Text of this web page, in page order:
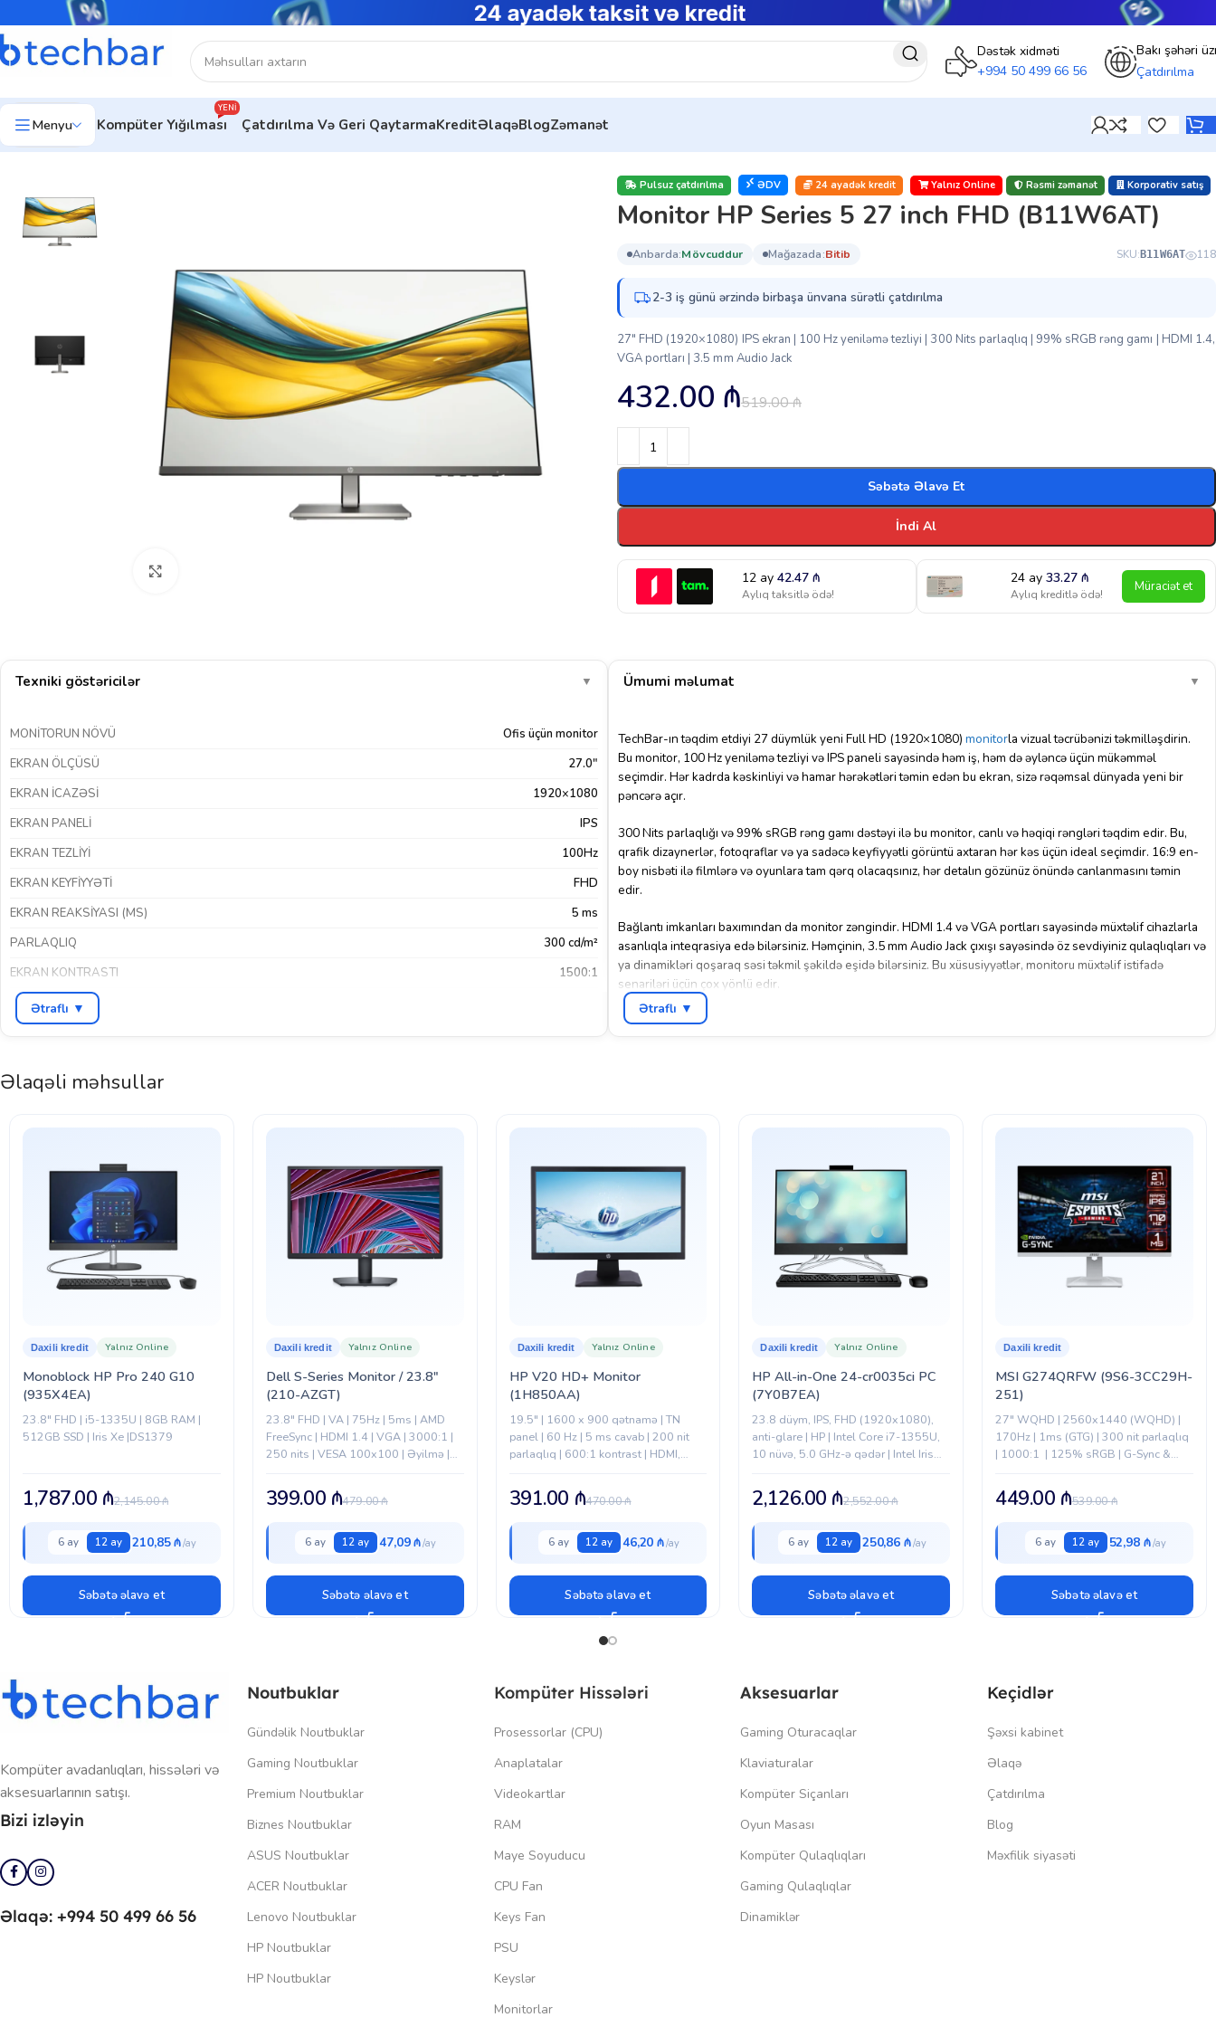
Dəstək xidməti
+994 50 499 66 56
Bakı şəhəri
Çatdırılma
Menyu Kompüter Yığılması
YENI
Çatdırılma Və Geri QaytarmaKreditƏlaqəBlogZəmanət
Ev Kompüter avadanlıqları
Pulsuz çatdırılma ƏDV 24 ayadək kredit Yalnız Online Rəsmi zəmanət Korporativ satış
Monitor HP Series 5 27 inch FHD (B11W6AT)
anbarda: mövcuddur mağazada: bi̇ti̇b SKU:B11W6AT 118
2-3 iş günü ərzində birbaşa ünvana sürətli çatdırılma
27″ FHD (1920×1080) IPS ekran | 100 Hz yeniləmə tezliyi | 300 Nits parlaqlıq | 99% sRGB rəng gamı | HDMI 1.4,
VGA portları | 3.5 mm Audio Jack
519.00₼
432.00 ₼
Səbətə Əlavə Et
İndi Al
12 ay42.47₼
Aylıq taksitlə ödə!
24 ay33.27₼
Aylıq kreditlə ödə! Müraciət et
Texniki göstəricilər ▼
MONITORUN NÖVÜ
Ofis üçün monitor
EKRAN ÖLÇÜSÜ
27.0"
EKRAN ICAZƏSI
1920×1080
EKRAN PANELI
IPS
EKRAN TEZLIYI
100Hz
EKRAN KEYFIYYƏTI
FHD
EKRAN REAKSIYASI (MS)
5 ms
PARLAQLIQ
300 cd/m²
EKRAN KONTRASTI
1500:1
HDR DƏSTƏYI
BREND
Ətraflı ▼
Ümumi məlumat ▼
TechBar-ın təqdim etdiyi 27 düymlük yeni Full HD (1920×1080) monitorla vizual təcrübənizi təkmilləşdirin.
Bu monitor, 100 Hz yeniləmə tezliyi və IPS paneli sayəsində həm iş, həm də əyləncə üçün mükəmməl
seçimdir. Hər kadrda kəskinliyi və hamar hərəkətləri təmin edən bu ekran, sizə rəqəmsal dünyada yeni bir
pəncərə açır.
300 Nits parlaqlığı və 99% sRGB rəng gamı dəstəyi ilə bu monitor, canlı və həqiqi rəngləri təqdim edir. Bu,
qrafik dizaynerlər, fotoqraflar və ya sadəcə keyfiyyətli görüntü axtaran hər kəs üçün ideal seçimdir. 16:9 en-
boy nisbəti ilə filmlərə və oyunlara tam qərq olacaqsınız, hər detalın gözünüz önündə canlanmasını təmin
edir.
Bağlantı imkanları baxımından da monitor zəngindir. HDMI 1.4 və VGA portları sayəsində müxtəlif cihazlarla
asanlıqla inteqrasiya edə bilərsiniz. Həmçinin, 3.5 mm Audio Jack çıxışı sayəsində öz sevdiyiniz qulaqlıqları və
ya dinamikləri qoşaraq səsi təkmil şəkildə eşidə bilərsiniz. Bu xüsusiyyətlər, monitoru müxtəlif istifadə
senariləri üçün çox yönlü edir.
İstər ofis işləri, istərsə də evdə multimedia məzmunundan həzz almaq üçün olsun, bu 27 düymlük monitor sizə
Ətraflı ▼
Əlaqəli məhsullar
Monoblock HP Pro 240 G10
(935X4EA)
Daxili kredit Yalnız Online
23.8" FHD | i5-1335U | 8GB RAM |
512GB SSD | Iris Xe |DS1379
2,145.00₼
1,787.00 ₼
6 ay 12 ay 210,85 ₼
Səbətə əlavə et
Dell S-Series Monitor / 23.8″
(210-AZGT)
Daxili kredit Yalnız Online
23.8" FHD | VA | 75Hz | 5ms | AMD
FreeSync | HDMI 1.4 | VGA | 3000:1 |
250 nits | VESA 100x100 | Əyilmə |
479.00₼
399.00 ₼
6 ay 12 ay 47,09 ₼
Səbətə əlavə et
HP V20 HD+ Monitor
(1H850AA)
Daxili kredit Yalnız Online
19.5" | 1600 x 900 qətnamə | TN
panel | 60 Hz | 5 ms cavab | 200 nit
parlaqlıq | 600:1 kontrast | HDMI,
470.00₼
391.00 ₼
6 ay 12 ay 46,20 ₼
Səbətə əlavə et
HP All-in-One 24-cr0035ci PC
(7Y0B7EA)
Daxili kredit Yalnız Online
23.8 düym, IPS, FHD (1920x1080),
anti-glare | HP | Intel Core i7-1355U,
10 nüvə, 5.0 GHz-ə qədər | Intel Iris
16 GB DDR4, 3200...
2,552.00₼
2,126.00 ₼
6 ay 12 ay 250,86 ₼
Səbətə əlavə et
MSI G274QRFW (9S6-3CC29H-
251)
Daxili kredit
27" WQHD | 2560x1440 (WQHD) |
170Hz | 1ms (GTG) | 300 nit parlaqlıq
| 1000:1 | 125% sRGB | G-Sync &
DisplayPort 1.4,...
539.00₼
449.00 ₼
6 ay 12 ay 52,98 ₼
Səbətə əlavə et
Kompüter avadanlıqları, hissələri və
aksesuarlarının satışı.
Bizi izləyin
Əlaqə: +994 50 499 66 56
Noutbuklar
Gündəlik Noutbuklar
Gaming Noutbuklar
Premium Noutbuklar
Biznes Noutbuklar
ASUS Noutbuklar
ACER Noutbuklar
Lenovo Noutbuklar
HP Noutbuklar
HP Noutbuklar
Kompüter Hissələri
Prosessorlar (CPU)
Anaplatalar
Videokartlar
RAM
Maye Soyuducu
CPU Fan
Keys Fan
PSU
Keyslər
Monitorlar
Aksesuarlar
Gaming Oturacaqlar
Klaviaturalar
Kompüter Siçanları
Oyun Masası
Kompüter Qulaqlıqları
Gaming Qulaqlıqlar
Dinamiklər
Keçidlər
Şəxsi kabinet
Əlaqə
Çatdırılma
Blog
Məxfilik siyasəti